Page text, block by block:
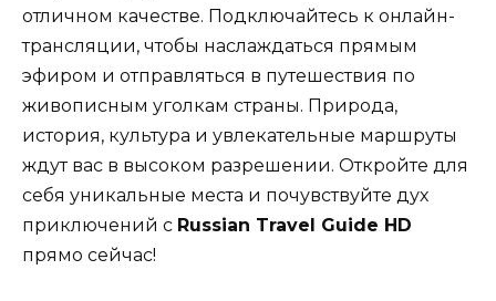
отличном качестве. Подключайтесь к онлайн-
трансляции, чтобы наслаждаться прямым
эфиром и отправляться в путешествия по
живописным уголкам страны. Природа,
история, культура и увлекательные маршруты
ждут вас в высоком разрешении. Откройте для
себя уникальные места и почувствуйте дух
приключений с Russian Travel Guide HD
прямо сейчас!